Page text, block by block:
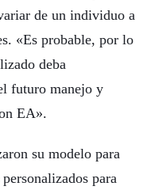
de un individuo a
«Es probable, por lo
deba
futuro manejo y
EA».
su modelo para
para